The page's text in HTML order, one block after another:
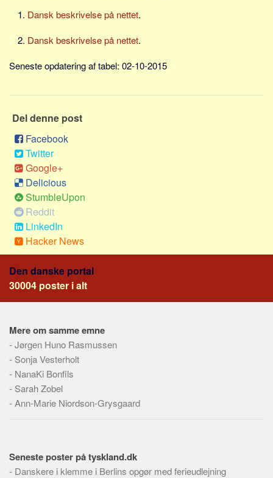
Personer
Steder
Forhistorien
Redigering
Tekstannoncer
Bannere
Hjælp
Dansk beskrivelse på nettet.
Dansk beskrivelse på nettet.
Seneste opdatering af tabel: 02-10-2015
Del denne post
Facebook
Twitter
Google+
Delicious
StumbleUpon
Reddit
LinkedIn
Hacker News
Den danske portal
30004 poster i alt
Mere om samme emne
-Jørgen Huno Rasmussen
- Sonja Vesterholt
- NanaKi Bonfils
- Sarah Zobel
-Ann-Marie Niordson-Grysgaard
Seneste poster på tyskland.dk
- Danskere i klemme i Berlins opgør med ferieudlejning